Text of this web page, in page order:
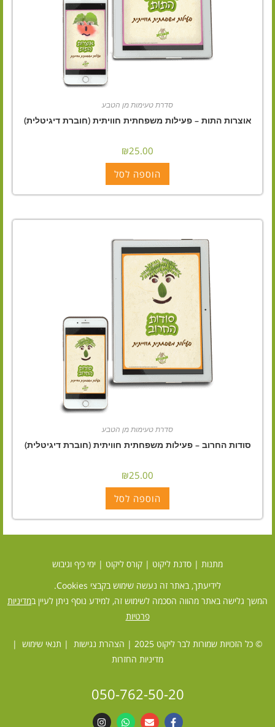
סדרת טעימות מן הטבע
אוצרות התות – פעילות משפחתית חוויתית (חוברת דיגיטלית)
₪25.00
הוספה לסל
סדרת טעימות מן הטבע
סודות החרוב – פעילות משפחתית חוויתית (חוברת דיגיטלית)
₪25.00
הוספה לסל
מתנות | סדנת ליקוט | קורס ליקוט | ימי כיף וגיבוש
לידיעתך, באתר זה נעשה שימוש בקבצי Cookies.
המשך גלישה באתר מהווה הסכמה לשימוש זה, למידע נוסף ניתן לעיין במדיניות
פרטיות
© כל הזכויות שמורות לבר ליקוט 2025 | הצהרת נגישות | תנאי שימוש |
מדיניות החזרות
050-762-50-20